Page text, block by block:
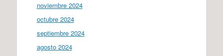
noviembre 2024
octubre 2024
septiembre 2024
agosto 2024